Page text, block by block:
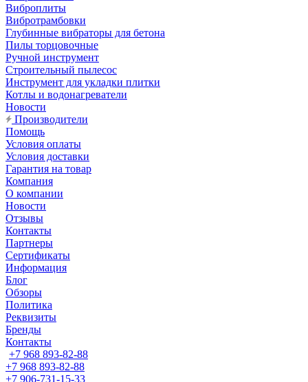
Виброплиты
Вибротрамбовки
Глубинные вибраторы для бетона
Пилы торцовочные
Ручной инструмент
Строительный пылесос
Инструмент для укладки плитки
Котлы и водонагреватели
Новости
Производители
Помощь
Условия оплаты
Условия доставки
Гарантия на товар
Компания
О компании
Новости
Отзывы
Контакты
Партнеры
Сертификаты
Информация
Блог
Обзоры
Политика
Реквизиты
Бренды
Контакты
+7 968 893-82-88
+7 968 893-82-88
+7 906-731-15-33